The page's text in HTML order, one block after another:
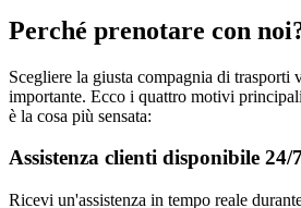
Perché prenotare con
Scegliere la giusta compagnia di trasporti
importante. Ecco i quattro motivi
è la cosa più sensata:
Assistenza clienti disponibile 24/7
Ricevi un'assistenza in tempo reale